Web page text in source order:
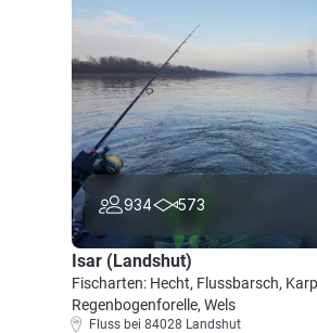
934 573
Isar (Landshut)
Fischarten: Hecht, Flussbarsch,
Regenbogenforelle, Wels
Fluss bei 84028 Landshut